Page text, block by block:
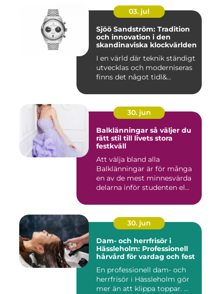
03. jul
Sjöö Sandström: Tradition
och innovation i den
skandinaviska klockvärlden
I en värld där teknik ständigt
utvecklas och moderniseras
finns det något tidl&...
30. jun
Balklänningar så väljer du
rätt stil till livets stora
festkväll
Att välja bland alla
Balklänningar är för många
en av de mest minnesvärda
delarna inför studenten el...
30. jun
Dam- och herrfrisör i
Hässleholm: Professionell
hårvård för vardag och fest
En professionell dam- och
herrfrisör i Hässleholm gör
mer än att klippa toppar. ...